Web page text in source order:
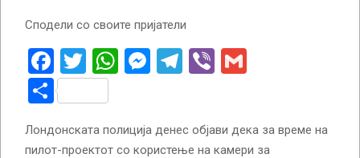
Сподели со своите пријатели
Facebook
Twitter
WhatsApp
Messenger
Telegram
Viber
Share
Лондонската полиција денес објави дека за време на
пилот-проектот со користење на камери за